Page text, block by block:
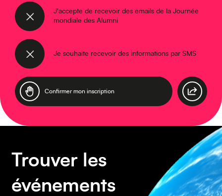
J'accepte de recevoir des emails de la Journée
mondiale des Alumni
Je souhaite recevoir des informations par SMS
Trouver les
événements
Amérique du Sud
Asie